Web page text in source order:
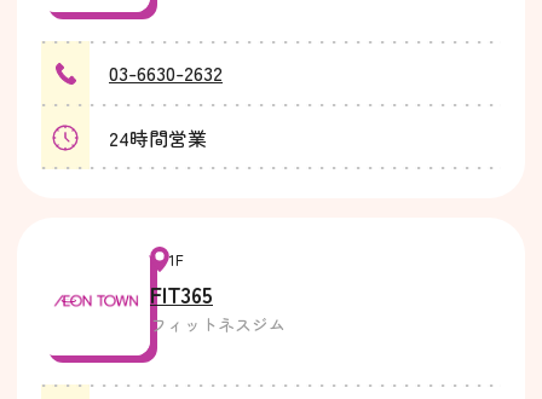
03-6630-2632
24時間営業
1F
FIT365
フィットネスジム